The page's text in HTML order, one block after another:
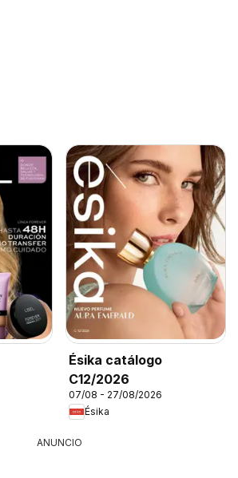
Ésika catálogo
C12/2026
07/08 - 27/08/2026
Ésika
ANUNCIO